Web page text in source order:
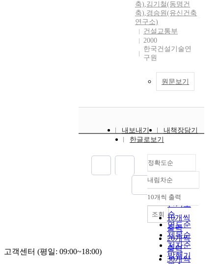
축),김기철(동명건
축),경승원(유신건축
연구소)
건설교통부
2000
한국건설기술연
구원
원문보기
내보내기
내책장담기
한글로보기
정확도순
정확도
순
인기도
순
연도순
제목순
저자순
발행기
내림차순
내림차순
10개씩 출력
10개씩
출력
20개씩
출력
30개씩
조회
고객센터 (평일: 09:00~18:00)